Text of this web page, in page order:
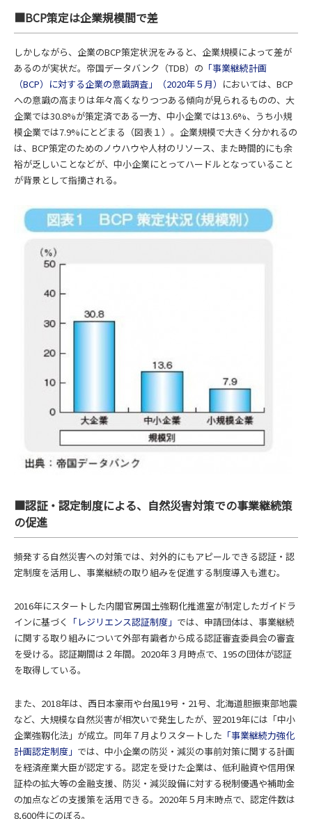
■BCP策定は企業規模間で差
しかしながら、企業のBCP策定状況をみると、企業規模によって差が
あるのが実状だ。帝国データバンク（TDB）の 「事業継続計画
（BCP）に対する企業の意識調査」（2020年５月） においては、BCP
への意識の高まりは年々高くなりつつある傾向が見られるものの、大
企業では30.8%が策定済である一方、中小企業では13.6%、うち小規
模企業では7.9%にとどまる（図表１）。企業規模で大きく分かれるの
は、BCP策定のためのノウハウや人材のリソース、また時間的にも余
裕が乏しいことなどが、中小企業にとってハードルとなっていること
が背景として指摘される。
■認証・認定制度による、自然災害対策での事業継続策
の促進
頻発する自然災害への対策では、対外的にもアピールできる認証・認
定制度を活用し、事業継続の取り組みを促進する制度導入も進む。
2016年にスタートした内閣官房国土強靭化推進室が制定したガイドラ
インに基づく
「レジリエンス認証制度」 では、申請団体は、事業継続
に関する取り組みについて外部有識者から成る認証審査委員会の審査
を受ける。認証期間は２年間。2020年３月時点で、195の団体が認証
を取得している。
また、2018年は、西日本豪雨や台風19号・21号、北海道胆振東部地震
など、大規模な自然災害が相次いで発生したが、翌2019年には「中小
企業強靱化法」が成立。同年７月よりスタートした 「事業継続力強化
計画認定制度」 では、中小企業の防災・減災の事前対策に関する計画
を経済産業大臣が認定する。認定を受けた企業は、低利融資や信用保
証枠の拡大等の金融支援、防災・減災設備に対する税制優遇や補助金
の加点などの支援策を活用できる。2020年５月末時点で、認定件数は
8,600件にのぼる。